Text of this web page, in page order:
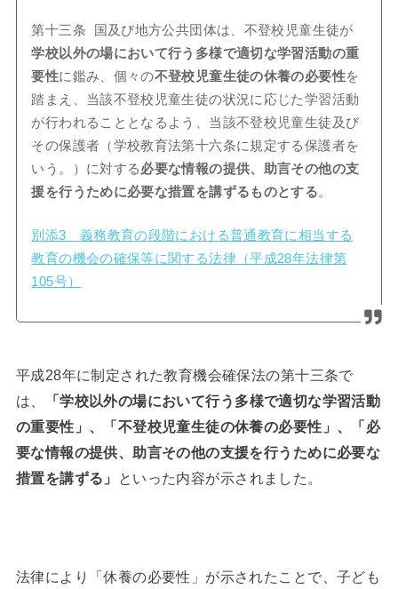
第十三条 国及び地方公共団体は、不登校児童生徒が
学校以外の場において行う多様で適切な学習活動の重
要性に鑑み、個々の不登校児童生徒の休養の必要性を
踏まえ、当該不登校児童生徒の状況に応じた学習活動
が行われることとなるよう、当該不登校児童生徒及び
その保護者（学校教育法第十六条に規定する保護者を
いう。）に対する必要な情報の提供、助言その他の支
援を行うために必要な措置を講ずるものとする。
別添3 義務教育の段階における普通教育に相当する
教育の機会の確保等に関する法律（平成28年法律第
105号）
平成28年に制定された教育機会確保法の第十三条で
は、
「学校以外の場において行う多様で適切な学習活動
の重要性」、「不登校児童生徒の休養の必要性」、「必
要な情報の提供、助言その他の支援を行うために必要な
措置を講ずる」
といった内容が示されました。
法律により「休養の必要性」が示されたことで、子ども